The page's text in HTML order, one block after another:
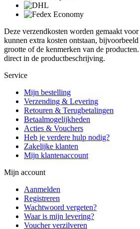
Deze verzendkosten worden gemaakt
kunnen extra kosten ontstaan,
grootte of de kenmerken van de
direct in de productbeschrijving.
Service
Mijn bestelling
Verzending & Levering
Retouren & Terugbetalingen
Betaalmogelijkheden
Acties & Vouchers
Heb je verdere hulp nodig?
Zakelijke klanten
Mijn klantenaccount
Mijn account
Aanmelden
Registreren
Wachtwoord vergeten?
Waar is mijn levering?
Voucher verzilveren